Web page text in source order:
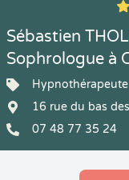
5
1
5
5
Sébastien
Sophrologue à
Hypnothérapeute
16 rue du bas
07 48 77 35 24